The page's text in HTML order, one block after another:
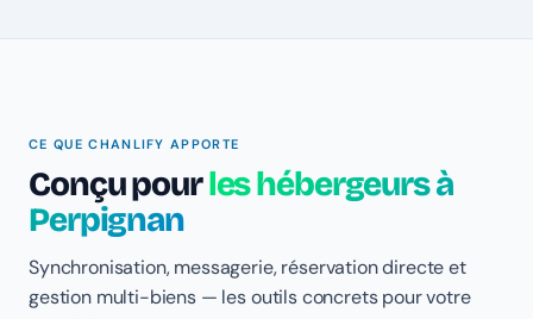
CE QUE CHANLIFY APPORTE
Conçu pourles hébergeurs à
Perpignan
Synchronisation, messagerie, réservation directe et
gestion multi-biens — les outils concrets pour votre